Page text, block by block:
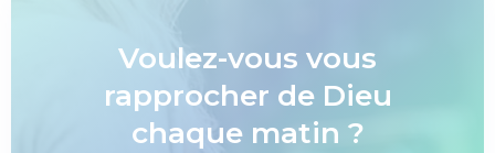
Voulez-vous vous
rapprocher de Dieu
chaque matin ?